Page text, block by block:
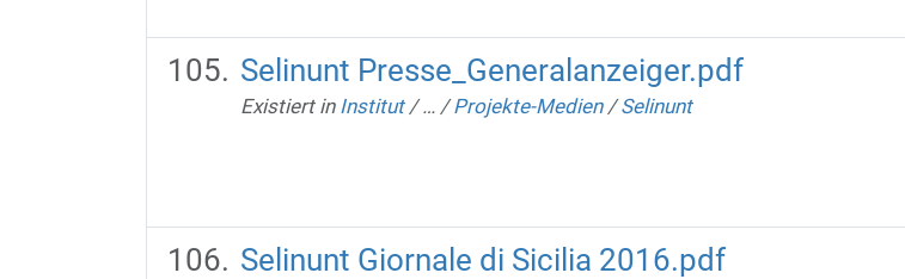
Selinunt Presse_Generalanzeiger.pdf
Existiert in Institut /… /Projekte-Medien /Selinunt
Selinunt Giornale di Sicilia 2016.pdf